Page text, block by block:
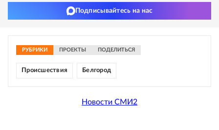
Подписывайтесь на нас
РУБРИКИ ПРОЕКТЫ ПОДЕЛИТЬСЯ
Происшествия Белгород
Новости СМИ2